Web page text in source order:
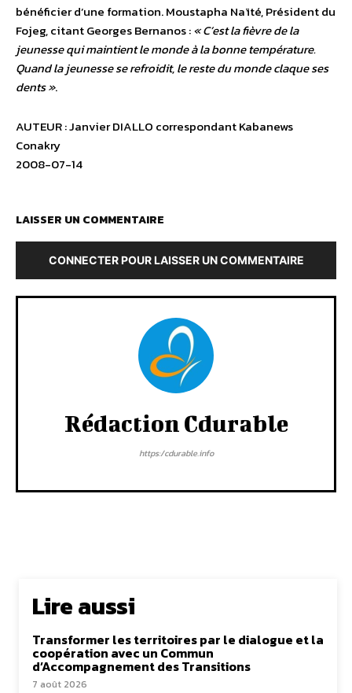
bénéficier d’une formation. Moustapha Naïté, Président du
Fojeg, citant Georges Bernanos :« C’est la fièvre de la
jeunesse qui maintient le monde à la bonne température.
Quand la jeunesse se refroidit, le reste du monde claque ses
dents ».
AUTEUR : Janvier DIALLO correspondant Kabanews
Conakry
2008-07-14
LAISSER UN COMMENTAIRE
CONNECTER POUR LAISSER UN COMMENTAIRE
Rédaction Cdurable
https:/cdurable.info
Lire aussi
Transformer les territoires par le dialogue et la
coopération avec un Commun
d’Accompagnement des Transitions
7 août 2026